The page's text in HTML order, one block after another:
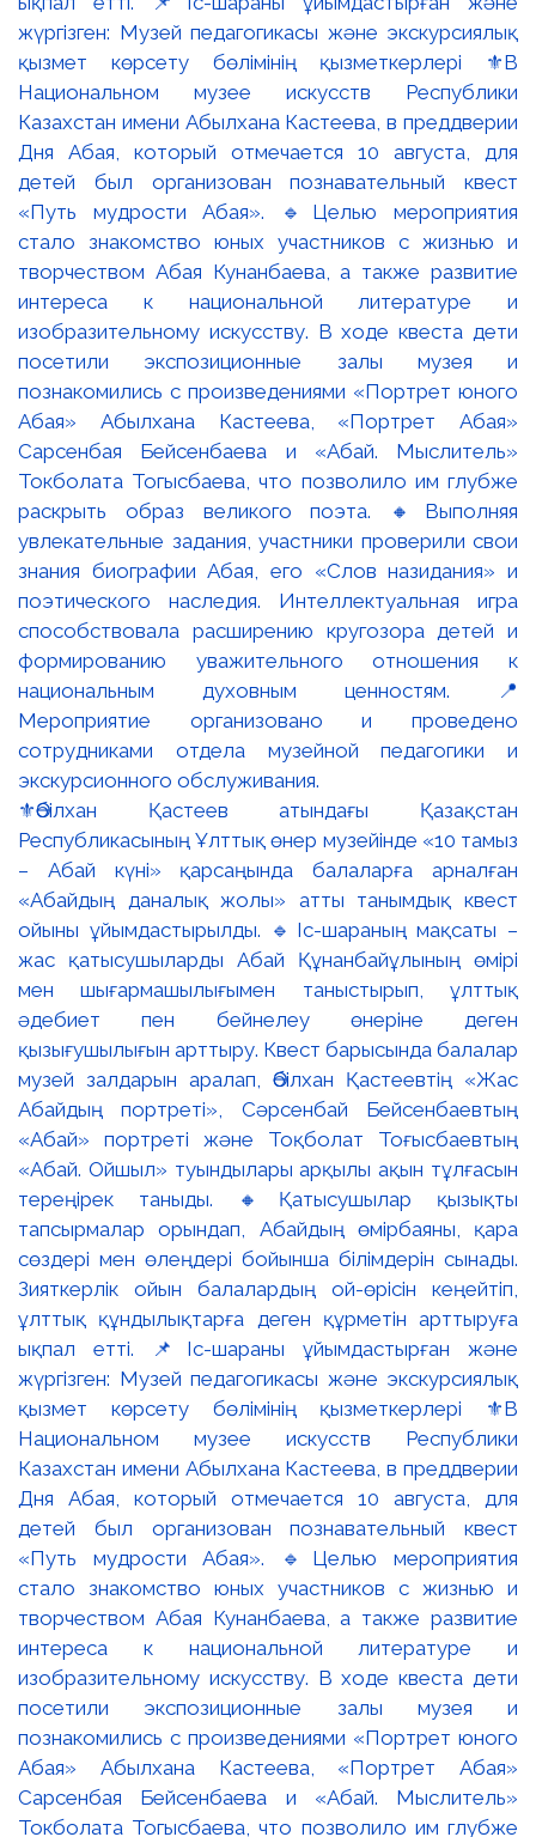
⚜️Әбілхан Қастеев атындағы Қазақстан
Республикасының Ұлттық өнер музейінде «10 тамыз
– Абай күні» қарсаңында балаларға арналған
«Абайдың даналық жолы» атты танымдық квест
ойыны ұйымдастырылды. 🔹Іс-шараның мақсаты –
жас қатысушыларды Абай Құнанбайұлының өмірі
мен шығармашылығымен таныстырып, ұлттық
әдебиет пен бейнелеу өнеріне деген
қызығушылығын арттыру. Квест барысында балалар
музей залдарын аралап, Әбілхан Қастеевтің «Жас
Абайдың портреті», Сәрсенбай Бейсенбаевтың
«Абай» портреті және Тоқболат Тоғысбаевтың
«Абай. Ойшыл» туындылары арқылы ақын тұлғасын
тереңірек таныды. 🔸Қатысушылар қызықты
тапсырмалар орындап, Абайдың өмірбаяны, қара
сөздері мен өлеңдері бойынша білімдерін сынады.
Зияткерлік ойын балалардың ой-өрісін кеңейтіп,
ұлттық құндылықтарға деген құрметін арттыруға
ықпал етті. 📌Іс-шараны ұйымдастырған және
жүргізген: Музей педагогикасы және экскурсиялық
қызмет көрсету бөлімінің қызметкерлері ⚜️В
Национальном музее искусств Республики
Казахстан имени Абылхана Кастеева, в преддверии
Дня Абая, который отмечается 10 августа, для
детей был организован познавательный квест
«Путь мудрости Абая». 🔹Целью мероприятия
стало знакомство юных участников с жизнью и
творчеством Абая Кунанбаева, а также развитие
интереса к национальной литературе и
изобразительному искусству. В ходе квеста дети
посетили экспозиционные залы музея и
познакомились с произведениями «Портрет юного
Абая» Абылхана Кастеева, «Портрет Абая»
Сарсенбая Бейсенбаева и «Абай. Мыслитель»
Токболата Тогысбаева, что позволило им глубже